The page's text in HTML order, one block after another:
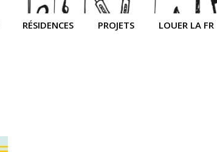
RÉSIDENCES PROJETS LOUER LA FR